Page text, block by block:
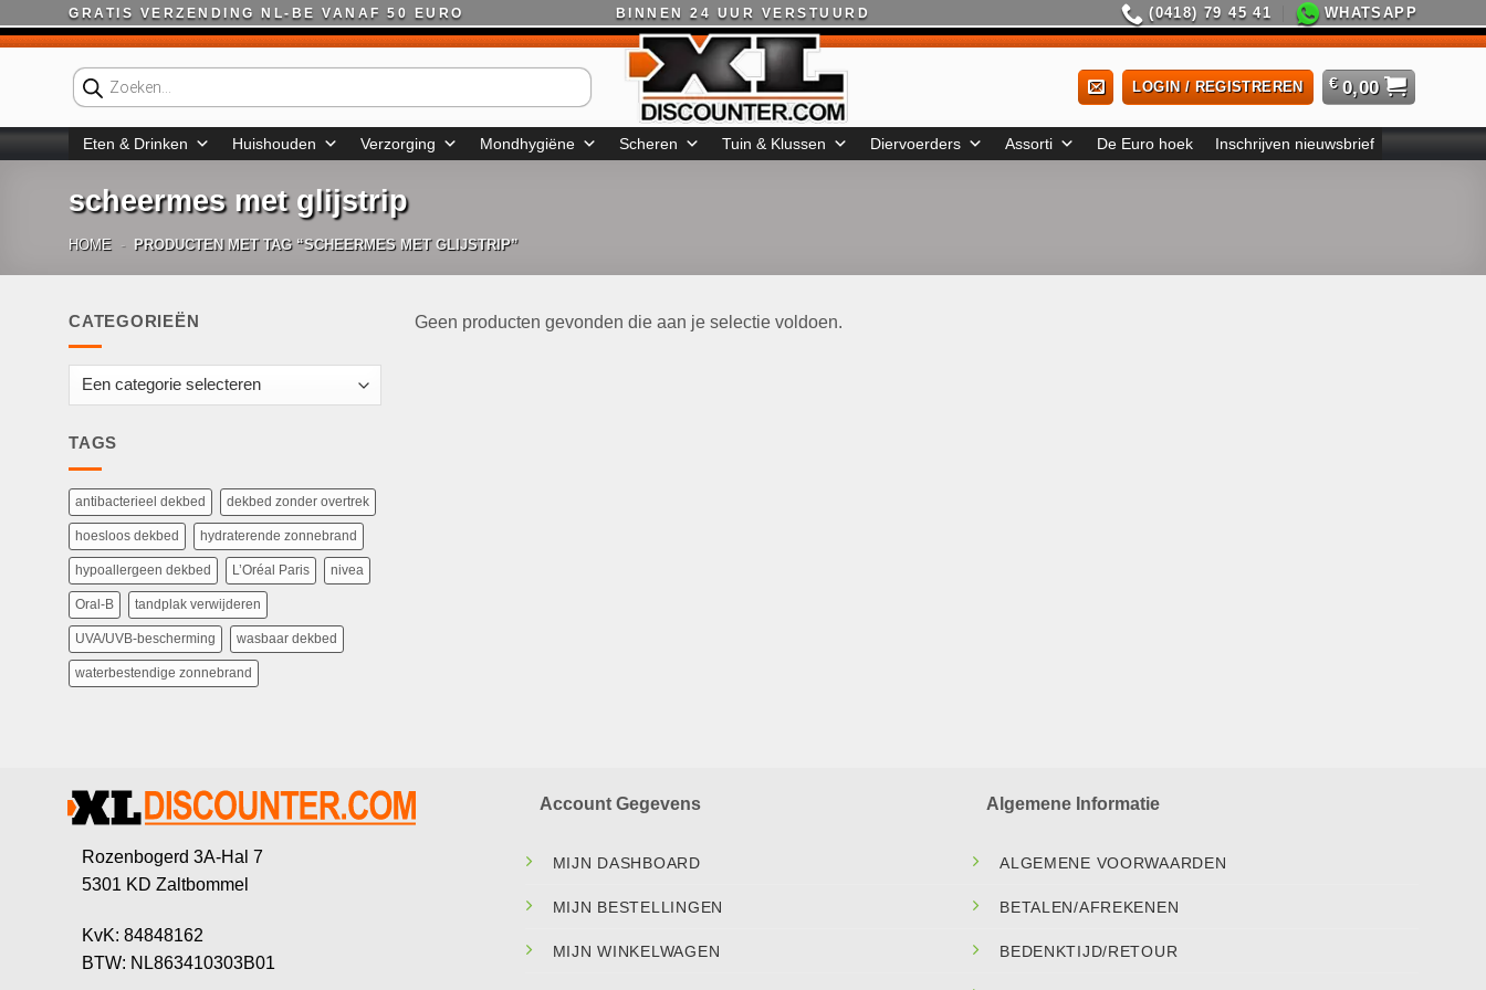
naar
GRATIS VERZENDING NL-BE VANAF 50 EURO BINNEN 24 UUR VERSTUURD (0418) 79 45 41 WHATSAPP
Producten
zoeken
LOGIN / REGISTREREN € 0,00
Eten & Drinken Huishouden Verzorging Mondhygiëne Scheren Tuin & Klussen Diervoerders Assorti De Euro hoek Inschrijven nieuwsbrief
scheermes met glijstrip
HOME - PRODUCTEN MET TAG “SCHEERMES MET GLIJSTRIP”
CATEGORIEËN
TAGS
antibacterieel dekbed dekbed zonder overtrek
hoesloos dekbed hydraterende zonnebrand
hypoallergeen dekbed L’Oréal Paris nivea
Oral-B tandplak verwijderen
UVA/UVB-bescherming wasbaar dekbed
waterbestendige zonnebrand
Geen producten gevonden die aan je selectie voldoen.
Rozenbogerd 3A-Hal 7
5301 KD Zaltbommel
KvK: 84848162
BTW: NL863410303B01
Account Gegevens
MIJN DASHBOARD
MIJN BESTELLINGEN
MIJN WINKELWAGEN
Algemene Informatie
ALGEMENE VOORWAARDEN
BETALEN/AFREKENEN
BEDENKTIJD/RETOUR